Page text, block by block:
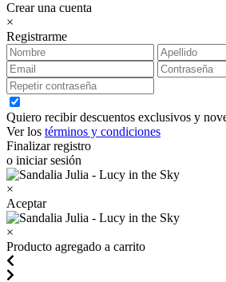
Crear una cuenta
×
Registrarme
Quiero recibir descuentos exclusivos y
Ver los términos y condiciones
Finalizar registro
o iniciar sesión
×
Aceptar
×
Producto agregado a carrito